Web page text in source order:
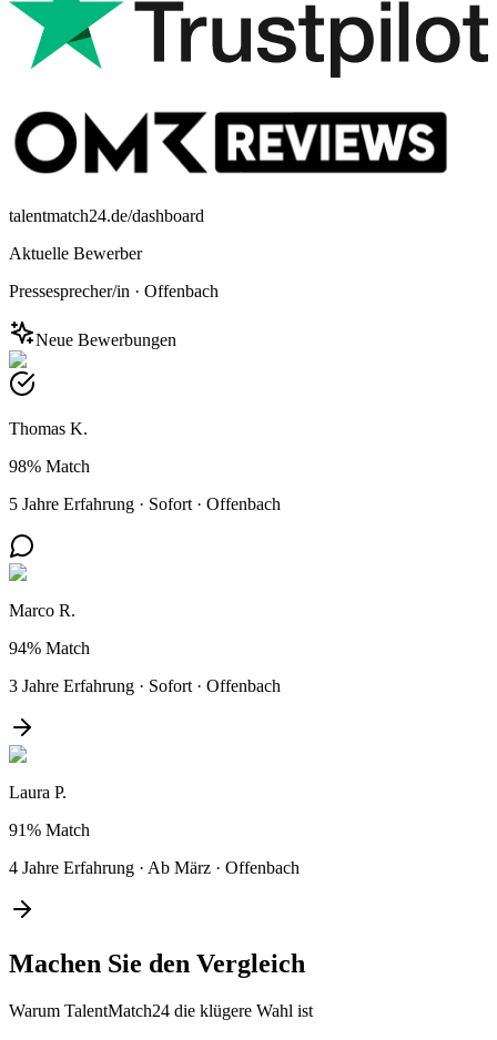
talentmatch24.de/dashboard
Aktuelle Bewerber
Pressesprecher/in · Offenbach
Neue Bewerbungen
Thomas K.
98% Match
5 Jahre Erfahrung · Sofort · Offenbach
Marco R.
94% Match
3 Jahre Erfahrung · Sofort · Offenbach
Laura P.
91% Match
4 Jahre Erfahrung · Ab März · Offenbach
Machen Sie den Vergleich
Warum TalentMatch24 die klügere Wahl ist